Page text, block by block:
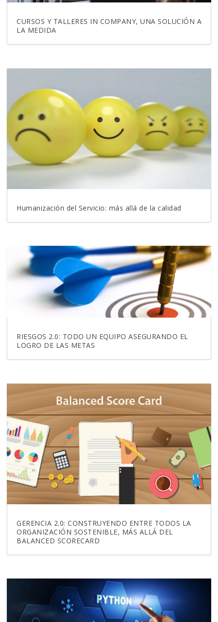
CURSOS Y TALLERES IN COMPANY, UNA SOLUCIÓN A
LA MEDIDA
Humanización del Servicio: más allá de la calidad
RIESGOS 2.0: TODO UN EQUIPO ASEGURANDO EL
LOGRO DE LAS METAS
GERENCIA 2.0: CONSTRUYENDO ENTRE TODOS LA
ORGANIZACIÓN SOSTENIBLE, MÁS ALLÁ DEL
BALANCED SCORECARD